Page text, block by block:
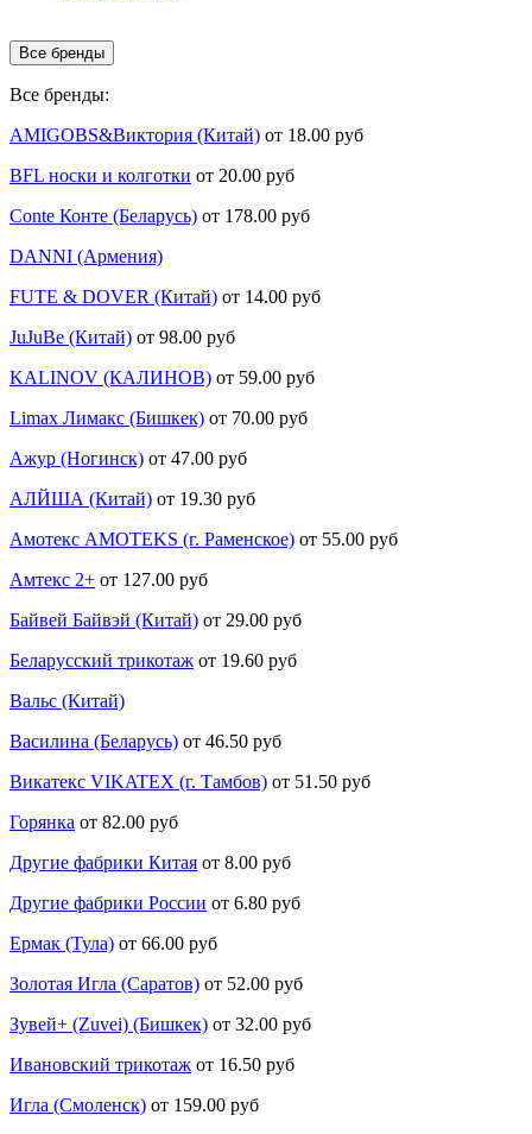
Все бренды
Все бренды:
AMIGOBS&Виктория (Китай) от 18.00 руб
BFL носки и колготки от 20.00 руб
Conte Конте (Беларусь) от 178.00 руб
DANNI (Армения)
FUTE & DOVER (Китай) от 14.00 руб
JuJuBe (Китай) от 98.00 руб
KALINOV (КАЛИНОВ) от 59.00 руб
Limax Лимакс (Бишкек) от 70.00 руб
Ажур (Ногинск) от 47.00 руб
АЛЙША (Китай) от 19.30 руб
Амотекс AMOTEKS (г. Раменское) от 55.00 руб
Амтекс 2+ от 127.00 руб
Байвей Байвэй (Китай) от 29.00 руб
Беларусский трикотаж от 19.60 руб
Вальс (Китай)
Василина (Беларусь) от 46.50 руб
Викатекс VIKATEX (г. Тамбов) от 51.50 руб
Горянка от 82.00 руб
Другие фабрики Китая от 8.00 руб
Другие фабрики России от 6.80 руб
Ермак (Тула) от 66.00 руб
Золотая Игла (Саратов) от 52.00 руб
Зувей+ (Zuvei) (Бишкек) от 32.00 руб
Ивановский трикотаж от 16.50 руб
Игла (Смоленск) от 159.00 руб